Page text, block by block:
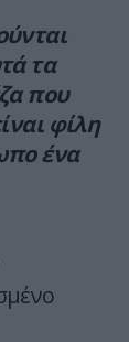
τα
που
φίλη
ένα